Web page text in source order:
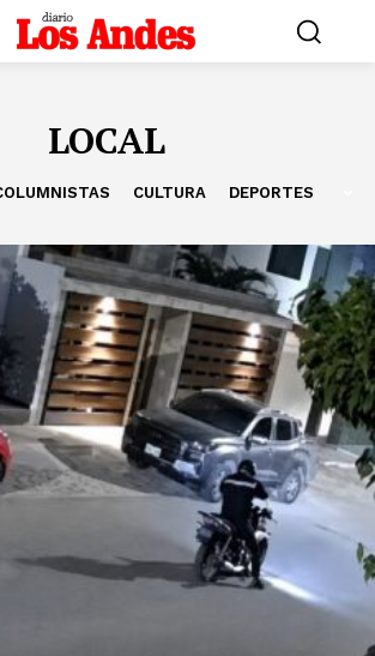
LOCAL
CULTURA DEPORTES